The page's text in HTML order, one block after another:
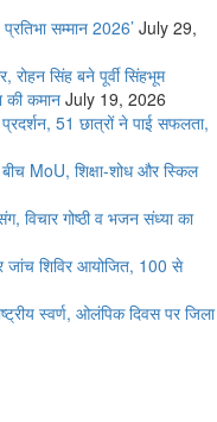
प्रतिभा सम्मान 2026’ July 29,
सिंह बने पूर्वी सिंहभूम
की कमान July 19, 2026
51 छात्रों ने पाई सफलता,
MoU, शिक्षा-शोध और स्किल
विचार गोष्ठी व भजन संध्या का
जांच शिविर आयोजित, 100 से
स्वर्ण, ओलंपिक दिवस पर जिला